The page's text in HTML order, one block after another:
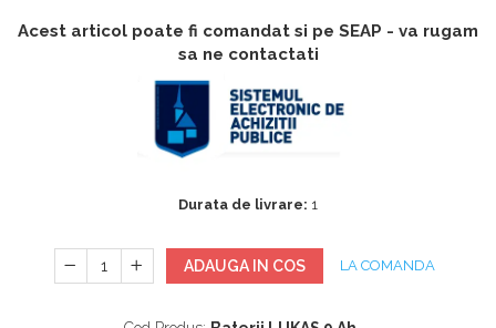
Diverse Dispozitive De
Pulberi De Stingere
Accesorii stingatoare, paturi si accesorii
antifoc
Acest articol poate fi comandat si pe SEAP - va rugam
sa ne contactati
Durata de livrare: 1
ADAUGA IN COS LA COMANDA